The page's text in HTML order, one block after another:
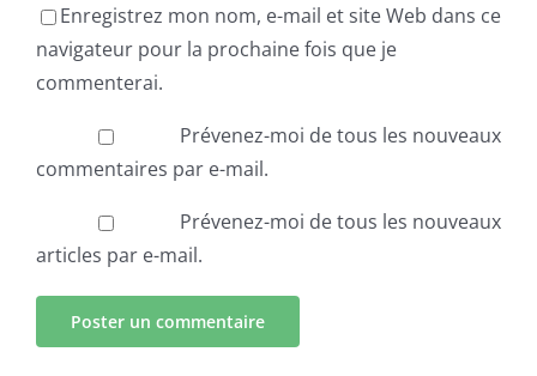
Enregistrez mon nom, e-mail et site Web dans ce
navigateur pour la prochaine fois que je
commenterai.
Prévenez-moi de tous les nouveaux
commentaires par e-mail.
Prévenez-moi de tous les nouveaux
articles par e-mail.